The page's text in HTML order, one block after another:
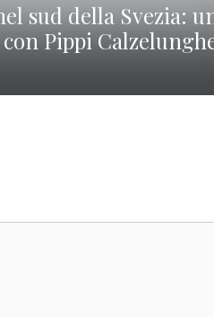
sud della Svezia:
Pippi